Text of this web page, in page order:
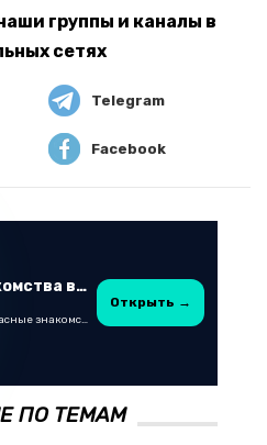
группы и каналы в
сетях
Telegram
Facebook
ZYYN — знакомства в Казахстане
Быстрые и безопасные знакомства в Telegram
Открыть →
ПО ТЕМАМ